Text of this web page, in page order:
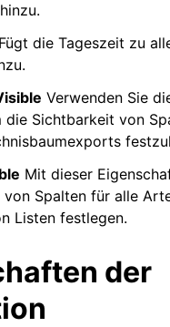
Fügt die Tageszeit zu
Verwenden Sie
die Sichtbarkeit von
Mit dieser
Spalten für alle
Listen festlegen.
der